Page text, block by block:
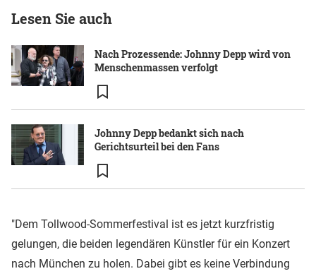
Lesen Sie auch
Nach Prozessende: Johnny Depp wird von
Menschenmassen verfolgt
Johnny Depp bedankt sich nach
Gerichtsurteil bei den Fans
"Dem Tollwood-Sommerfestival ist es jetzt kurzfristig
gelungen, die beiden legendären Künstler für ein Konzert
nach München zu holen. Dabei gibt es keine Verbindung